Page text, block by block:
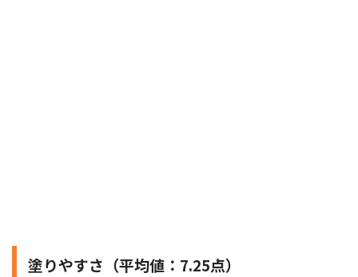
塗りやすさ（平均値：7.25点）